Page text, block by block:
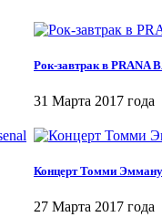
Рок-завтрак в PRANA
31 Марта 2017 года
Концерт Томми
27 Марта 2017 года